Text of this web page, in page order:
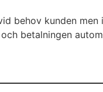
behov kunden
betalningen